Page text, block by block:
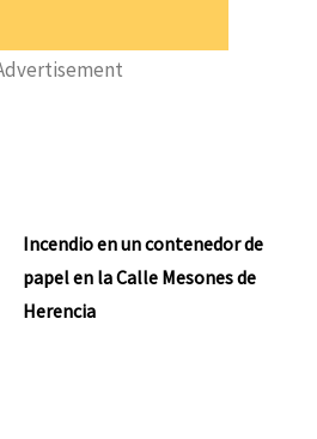
Incendio en un contenedor de
papel en la Calle Mesones de
Herencia